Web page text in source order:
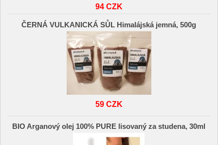
94 CZK
ČERNÁ VULKANICKÁ SŮL Himalájská jemná, 500g
59 CZK
BIO Arganový olej 100% PURE lisovaný za studena, 30ml